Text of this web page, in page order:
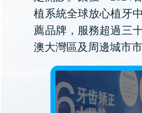
植系統全球放心植牙
薦品牌，服務超過三
澳大灣區及周邊城市